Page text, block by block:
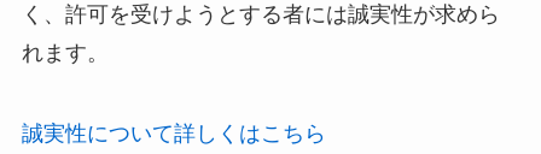
く、許可を受けようとする者には誠実性が求めら
れます。
誠実性について詳しくはこちら